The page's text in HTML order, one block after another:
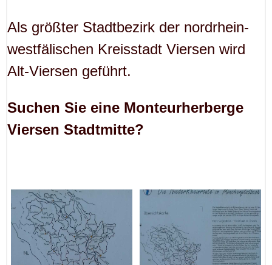
Als größter Stadtbezirk der nordrhein-
westfälischen Kreisstadt Viersen wird
Alt-Viersen geführt.
Suchen Sie eine Monteurherberge
Viersen Stadtmitte?